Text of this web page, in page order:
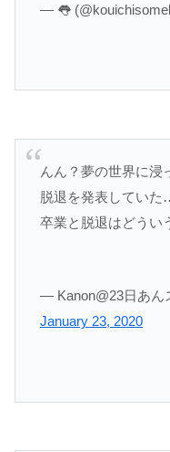
— 👅
んん？夢の世界に浸
脱退を発表してい
卒業と脱退はどうい
— Kanon@23日あん
January 23, 2020